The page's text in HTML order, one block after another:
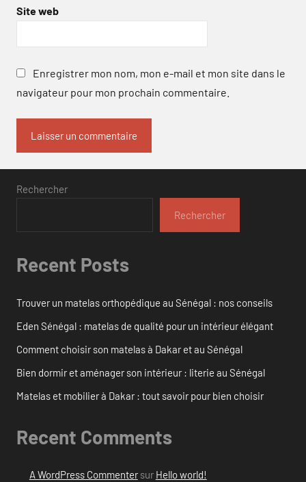
Site web
Enregistrer mon nom, mon e-mail et mon site dans le
navigateur pour mon prochain commentaire.
Rechercher
Rechercher
Recent Posts
Trouver un matelas orthopédique au Sénégal : nos conseils
Eden Sénégal : matelas de qualité pour un intérieur élégant
Comment choisir son matelas à Dakar et au Sénégal
Bien dormir et aménager son intérieur : literie au Sénégal
Matelas et mobilier à Dakar : tout savoir pour bien choisir
Recent Comments
A WordPress Commentersur Hello world!